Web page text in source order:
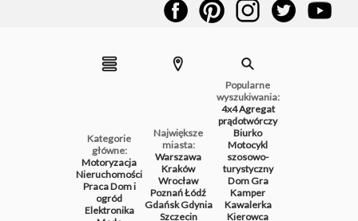
Kategorie
główne:
Motoryzacja
Nieruchomości
PracaDom i
ogród
Elektronika
Największe
miasta:
Warszawa
Kraków
Wrocław
PoznańŁódź
GdańskGdynia
Szczecin
Popularne
wyszukiwania:
4x4Agregat
prądotwórczy
Biurko
Motocykl
szosowo-
turystyczny
DomGra
Kamper
Kawalerka
Kierowca